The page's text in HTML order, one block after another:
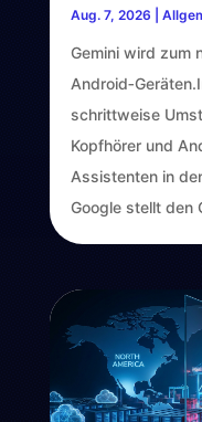
Aug. 7, 2026
Gemini wird zum
schrittweise
Kopfhörer und
Assistenten in
Google stellt den